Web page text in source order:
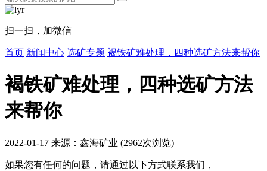
扫一扫，加微信
首页 新闻中心 选矿专题 褐铁矿难处理，四种选矿方法来帮你
褐铁矿难处理，四种选矿方法
来帮你
2022-01-17 来源：鑫海矿业 (2962次浏览)
如果您有任何的问题，请通过以下方式联系我们，